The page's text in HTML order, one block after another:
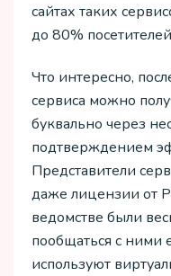
сайтах таких
до 80%
Что интересно,
сервиса можно
буквально через
подтверждением
Представители
даже лицензии от
ведомстве были
пообщаться с ними
используют